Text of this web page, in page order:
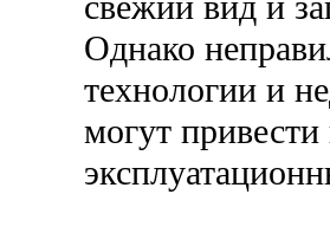
Однако
технологии и
могут